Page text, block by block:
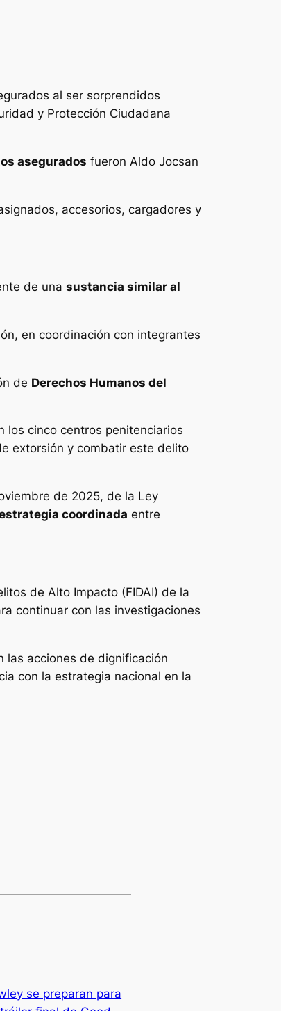
al ser sorprendidos
y Protección Ciudadana
asegurados fueron Aldo Jocsan
accesorios, cargadores y
de una sustancia similar al
en coordinación con integrantes
de Derechos Humanos del
los cinco centros penitenciarios
extorsión y combatir este delito
de 2025, de la Ley
coordinada entre
de Alto Impacto (FIDAI) de la
continuar con las investigaciones
las acciones de dignificación
con la estrategia nacional en la
se preparan para